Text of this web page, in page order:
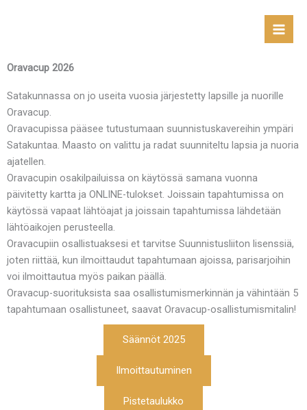
Oravacup 2026
Satakunnassa on jo useita vuosia järjestetty lapsille ja nuorille
Oravacup.
Oravacupissa pääsee tutustumaan suunnistuskavereihin ympäri
Satakuntaa. Maasto on valittu ja radat suunniteltu lapsia ja nuoria
ajatellen.
Oravacupin osakilpailuissa on käytössä samana vuonna
päivitetty kartta ja ONLINE-tulokset. Joissain tapahtumissa on
käytössä vapaat lähtöajat ja joissain tapahtumissa lähdetään
lähtöaikojen perusteella.
Oravacupiin osallistuaksesi et tarvitse Suunnistusliiton lisenssiä,
joten riittää, kun ilmoittaudut tapahtumaan ajoissa, parisarjoihin
voi ilmoittautua myös paikan päällä.
Oravacup-suorituksista saa osallistumismerkinnän ja vähintään 5
tapahtumaan osallistuneet, saavat Oravacup-osallistumismitalin!
Säännöt 2025
Ilmoittautuminen
Pistetaulukko